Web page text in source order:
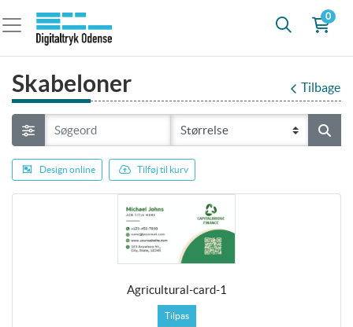
0
Skabeloner Tilbage
Design online Tilføj til kurv
Agricultural-card-1
Tilpas